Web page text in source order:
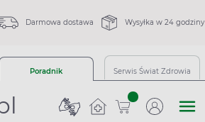
Darmowa dostawa Wysyłka w 24 godziny
Poradnik Serwis Świat Zdrowia
sztuk